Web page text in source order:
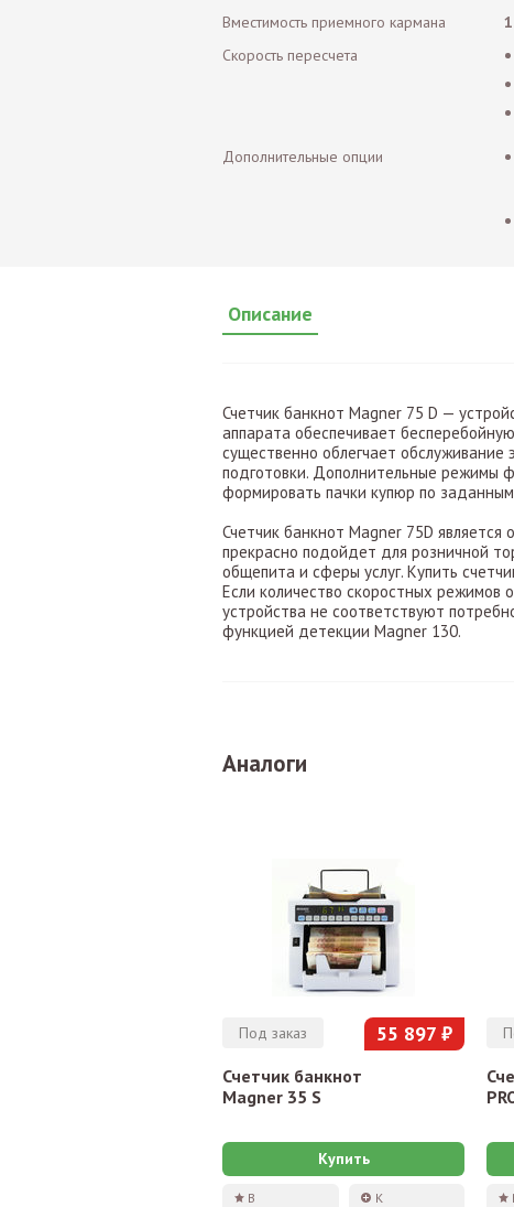
Вместимость приемного кармана
Скорость пересчета
Дополнительные опции
Описание
Счетчик банкнот Magner 75 D —
аппарата обеспечивает
существенно облегчает обслуживание
подготовки. Дополнительные режимы
формировать пачки купюр по
Счетчик банкнот Magner 75D
прекрасно подойдет для розничной
общепита и сферы услуг. Купить
Если количество скоростных режимов
устройства не соответствуют
функцией детекции Magner 130.
Аналоги
Под заказ 55 897 ₽
Счетчик банкнот
Magner 35 S
Купить
В
К